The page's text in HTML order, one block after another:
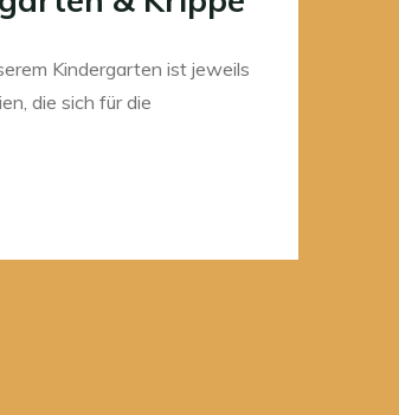
Kindergarten ist jeweils
die sich für die